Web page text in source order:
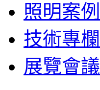
照明案例
技術專欄
展覽會議